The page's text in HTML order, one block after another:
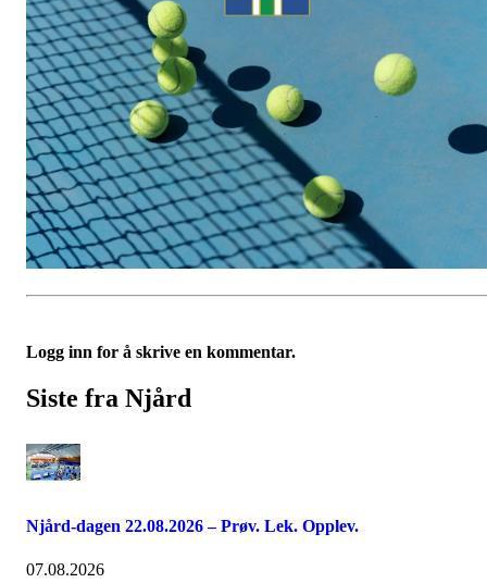
Logg inn for å skrive en kommentar.
Siste fra Njård
Njård-dagen 22.08.2026 – Prøv. Lek. Opplev.
07.08.2026